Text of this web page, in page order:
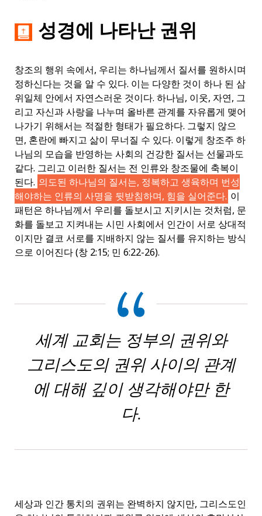
성경에 나타난 권위
창조의 행위 속에서, 우리는 하나님께서 질서를 원하시며
정하신다는 것을 알 수 있다. 이는 다양한 것이 하나 된 삼
위일체 안에서 자연스러운 것이다. 하나님, 이웃, 자연, 그
리고 자신과 사랑을 나누며 올바른 관계를 자유롭게 맺어
나가기 위해서는 적절한 형태가 필요하다. 그렇지 않으
면, 혼란에 빠지고 삶이 무너질 수 있다. 이렇게 창조주 하
나님의 모습을 반영하는 사회의 건강한 질서는 선물과도
같다. 그리고 이러한 질서는 전 인류와 창조물에 축복이
된다. 의도된 하나님의 질서는, 정복하고 생육하며 번성
해야하는 인류의 사명을 뒷받침하며, 힘을 실어준다. 이
패턴은 하나님께서 우리를 돌보시고 지키시는 것처럼, 문
화를 돌보고 지켜내는 시민 사회에서 인간이 서로 상대적
이지만 결코 서로를 지배하지 않는 질서를 유지하는 방식
으로 이어진다 (창 2:15; 민 6:22-26).
세계 교회는 정부의 권위와
그리스도의 권위 사이의 관계
에 대해 깊이 생각해야만 한
다.
세상과 인간 통치의 권위는 완벽하지 않지만, 그리스도인